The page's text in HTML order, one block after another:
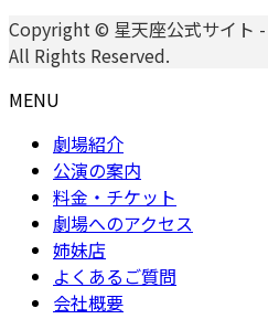
Copyright © 星天座公式サイト
All Rights Reserved.
MENU
劇場紹介
公演の案内
料金・チケット
劇場へのアクセス
姉妹店
よくあるご質問
会社概要